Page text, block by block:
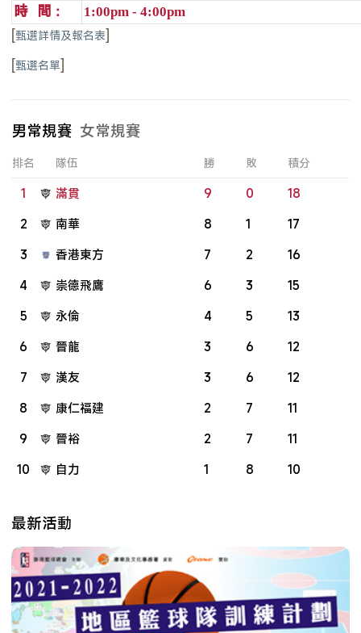
時 間： 1:00pm - 4:00pm
[甄選詳情及報名表]
[甄選名單]
男常規賽 女常規賽
排名 隊伍 勝 敗 積分
1 滿貫 9 0
18
2
南華 8 1
17
3
香港東方 7 2
16
4
崇德飛鷹 6 3
15
5
永倫 4 5
13
6
晉龍 3 6
12
7
漢友 3 6
12
8
康仁福建 2 7
11
9
晉裕 2 7
11
10
自力 1 8 10
最新活動